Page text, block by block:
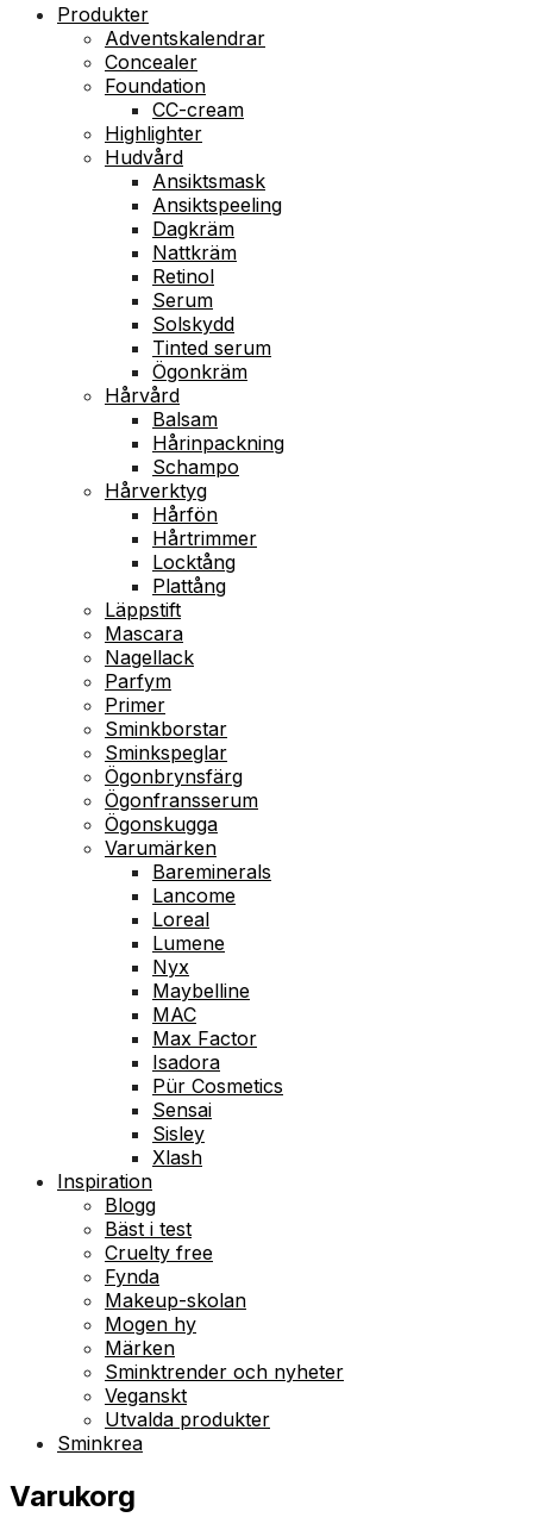
Produkter
Adventskalendrar
Concealer
Foundation
CC-cream
Highlighter
Hudvård
Ansiktsmask
Ansiktspeeling
Dagkräm
Nattkräm
Retinol
Serum
Solskydd
Tinted serum
Ögonkräm
Hårvård
Balsam
Hårinpackning
Schampo
Hårverktyg
Hårfön
Hårtrimmer
Locktång
Plattång
Läppstift
Mascara
Nagellack
Parfym
Primer
Sminkborstar
Sminkspeglar
Ögonbrynsfärg
Ögonfransserum
Ögonskugga
Varumärken
Bareminerals
Lancome
Loreal
Lumene
Nyx
Maybelline
MAC
Max Factor
Isadora
Pür Cosmetics
Sensai
Sisley
Xlash
Inspiration
Blogg
Bäst i test
Cruelty free
Fynda
Makeup-skolan
Mogen hy
Märken
Sminktrender och nyheter
Veganskt
Utvalda produkter
Sminkrea
Varukorg